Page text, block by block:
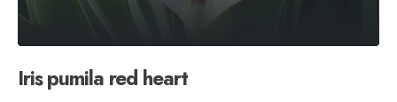
Iris pumila red heart